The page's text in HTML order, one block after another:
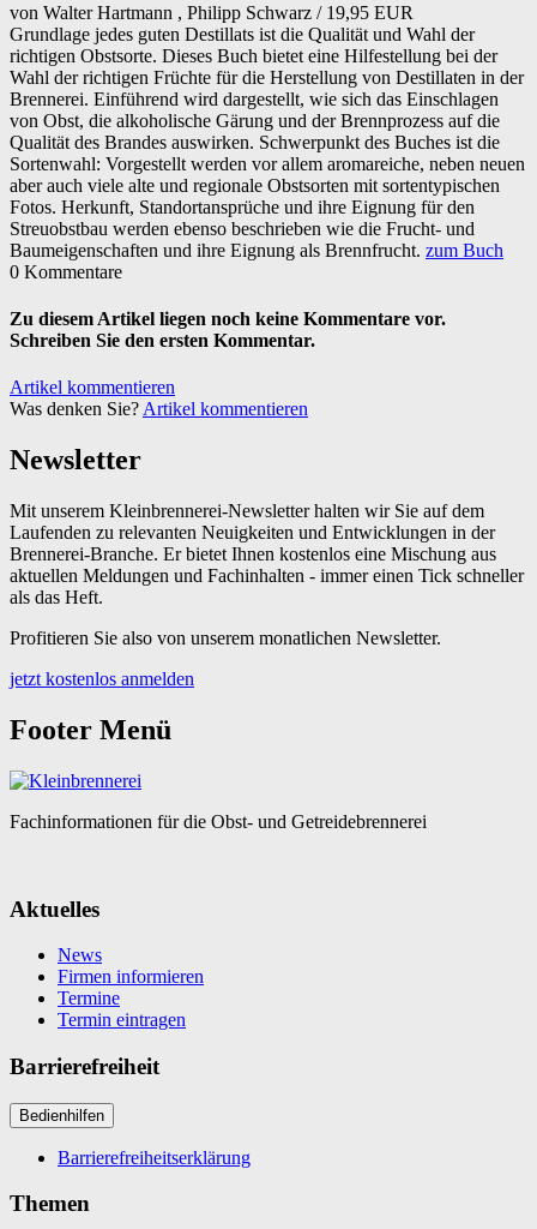
Walter Hartmann Philipp Schwarz / 19,95 EUR
Grundlage jedes guten Destillats ist die Qualität und Wahl der
richtigen Obstsorte. Dieses Buch bietet eine Hilfestellung bei der
Wahl der richtigen Früchte für die Herstellung von Destillaten in der
Brennerei. Einführend wird dargestellt, wie sich das Einschlagen
von Obst, die alkoholische Gärung und der Brennprozess auf die
Qualität des Brandes auswirken. Schwerpunkt des Buches ist die
Sortenwahl: Vorgestellt werden vor allem aromareiche, neben neuen
aber auch viele alte und regionale Obstsorten mit sortentypischen
Fotos. Herkunft, Standortansprüche und ihre Eignung für den
Streuobstbau werden ebenso beschrieben wie die Frucht- und
Baumeigenschaften und ihre Eignung als Brennfrucht. zum Buch
0 Kommentare
Zu diesem Artikel liegen noch keine Kommentare vor.
Schreiben Sie den ersten Kommentar.
Artikel kommentieren
Was denken Sie? Artikel kommentieren
Newsletter
Mit unserem Kleinbrennerei-Newsletter halten wir Sie auf dem
Laufenden zu relevanten Neuigkeiten und Entwicklungen in der
Brennerei-Branche. Er bietet Ihnen kostenlos eine Mischung aus
aktuellen Meldungen und Fachinhalten - immer einen Tick schneller
als das Heft.
Profitieren Sie also von unserem monatlichen Newsletter.
jetzt kostenlos anmelden
Footer Menü
Fachinformationen für die Obst- und Getreidebrennerei
Aktuelles
News
Firmen informieren
Termine
Termin eintragen
Barrierefreiheit
Bedienhilfen
Barrierefreiheitserklärung
Themen